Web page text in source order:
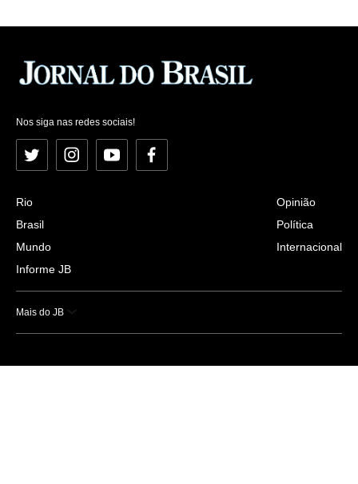
Nos siga nas redes sociais!
Twitter InstagramYouTubeFacebook
Rio
Brasil
Mundo
Informe JB
Opinião
Política
Internacional
Mais do JB
Esportes